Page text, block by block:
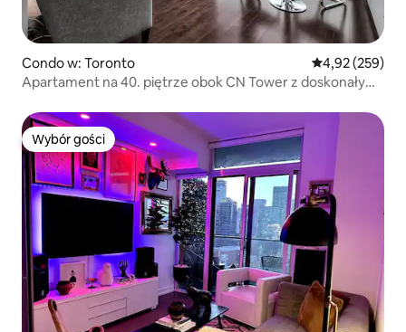
Condo w: Toronto Średnia
4,92 (259)
Apartament na 40. piętrze obok CN Tower z doskonałym
Wybór gości
Wybór gości